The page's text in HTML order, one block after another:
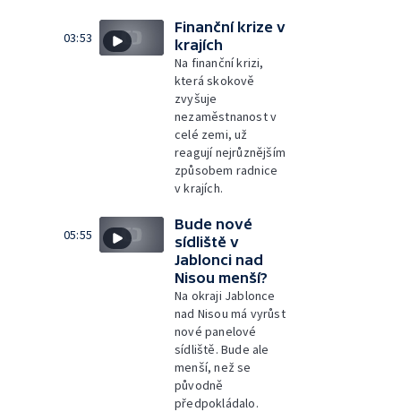
03:53
Finanční krize v
krajích
Na finanční krizi,
která skokově
zvyšuje
nezaměstnanost v
celé zemi, už
reagují nejrůznějším
způsobem radnice
v krajích.
05:55
Bude nové
sídliště v
Jablonci nad
Nisou menší?
Na okraji Jablonce
nad Nisou má vyrůst
nové panelové
sídliště. Bude ale
menší, než se
původně
předpokládalo.